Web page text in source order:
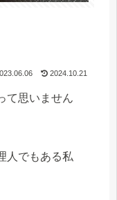
2024.10.21
て思いません
人でもある私